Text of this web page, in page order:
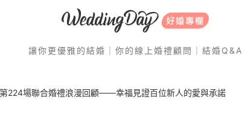
讓你更優雅的結婚｜你的線上婚禮顧問｜結婚Q&A
224場聯合婚禮浪漫回顧——幸福見證百位新人的愛與承諾